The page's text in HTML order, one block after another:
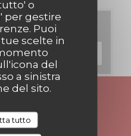
o
per gestire
Puoi
scelte in
del
a sinistra
del sito.
tutto
CARTA
per ricevere comunicazioni
marketing via e-mail.